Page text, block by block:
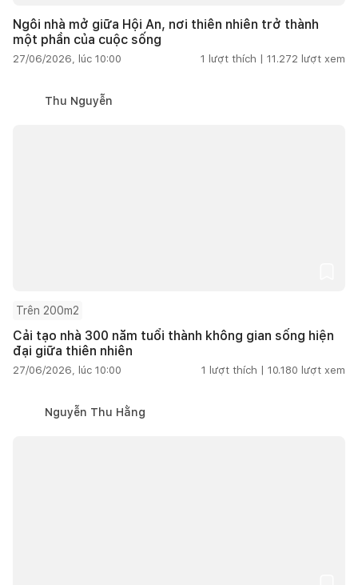
Ngôi nhà mở giữa Hội An, nơi thiên nhiên trở thành
một phần của cuộc sống
27/06/2026, lúc 10:00 1 lượt thích | 11.272 lượt xem
Thu Nguyễn
Trên 200m2
Cải tạo nhà 300 năm tuổi thành không gian sống hiện
đại giữa thiên nhiên
27/06/2026, lúc 10:00 1 lượt thích | 10.180 lượt xem
Nguyễn Thu Hằng